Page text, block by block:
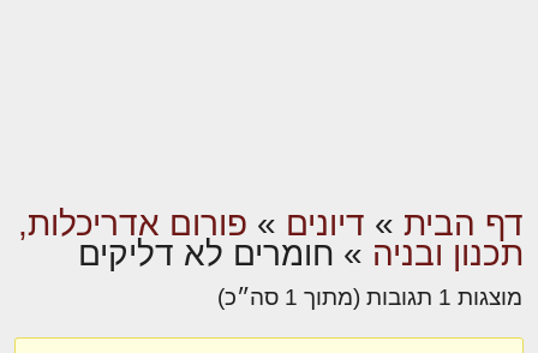
דף הבית » דיונים » פורום אדריכלות,
תכנון ובניה » חומרים לא דליקים
מוצגות 1 תגובות (מתוך 1 סה״כ)